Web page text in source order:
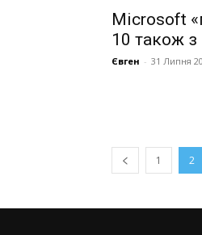
Microsoft
10 також з
Євген - 31 Липня
1 2